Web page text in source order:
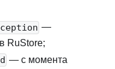
—
RuStore;
— с момента